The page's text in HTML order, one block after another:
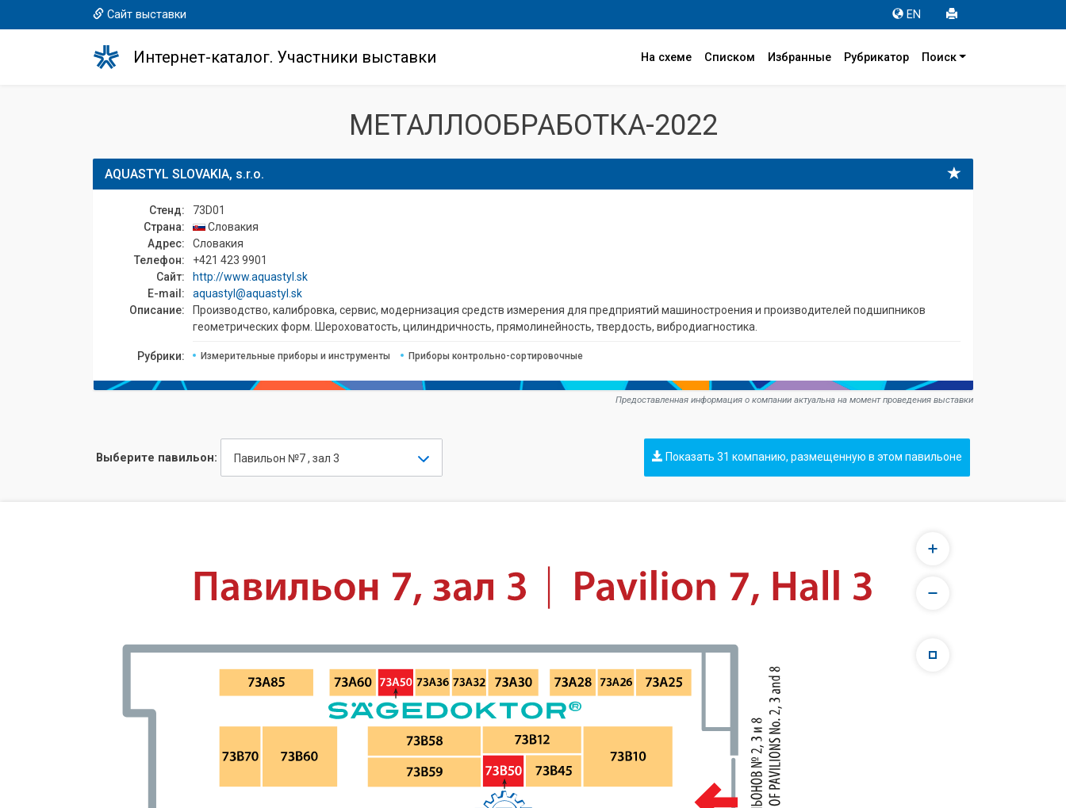
Сайт выставки EN
Интернет-каталог. Участники выставки На схеме Списком Избранные Рубрикатор Поиск
МЕТАЛЛООБРАБОТКА-2022
AQUASTYL SLOVAKIA, s.r.o.
Стенд:
73D01
Страна:
Словакия
Адрес:
Словакия
Телефон:
+421 423 9901
Сайт:
http://www.aquastyl.sk
E-mail:
aquastyl@aquastyl.sk
Описание:
Производство, калибровка, сервис, модернизация средств измерения для предприятий машиностроения и производителей подшипников
геометрических форм. Шероховатость, цилиндричность, прямолинейность, твердость, вибродиагностика.
Рубрики: Измерительные приборы и инструменты Приборы контрольно-сортировочные
Предоставленная информация о компании актуальна на момент проведения выставки
Выберите павильон: Павильон №7 , зал 3 Показать 31 компанию, размещенную в этом павильоне